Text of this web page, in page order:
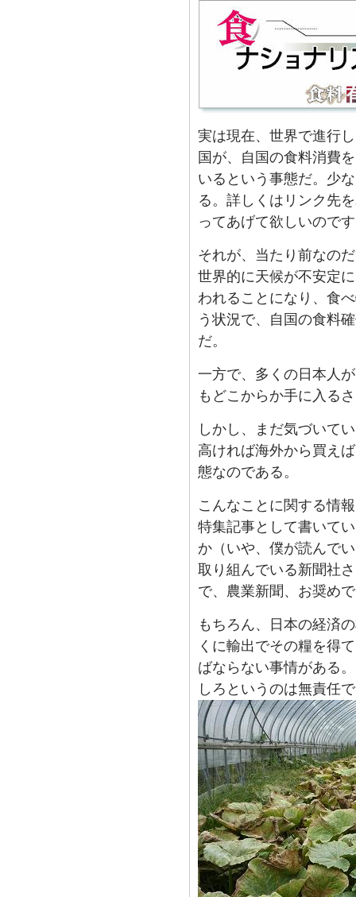
実は現在、世界で進行
国が、自国の食料消費
いるという事態だ。少
る。詳しくはリンク先
ってあげて欲しいので
それが、当たり前なの
世界的に天候が不安定
われることになり、食
う状況で、自国の食料
だ。
一方で、多くの日本人
もどこからか手に入る
しかし、まだ気づいて
高ければ海外から買え
態なのである。
こんなことに関する情
特集記事として書いて
か（いや、僕が読んで
取り組んでいる新聞社
で、農業新聞、お奨め
もちろん、日本の経済
くに輸出でその糧を得
ばならない事情がある
しろというのは無責任